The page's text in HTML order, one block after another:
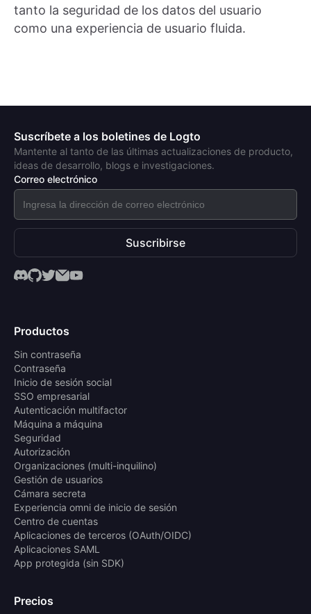
tanto la seguridad de los datos del usuario
como una experiencia de usuario fluida.
Suscríbete a los boletines de Logto
Mantente al tanto de las últimas actualizaciones de producto,
ideas de desarrollo, blogs e investigaciones.
Correo electrónico
Suscribirse
Productos
Sin contraseña
Contraseña
Inicio de sesión social
SSO empresarial
Autenticación multifactor
Máquina a máquina
Seguridad
Autorización
Organizaciones (multi-inquilino)
Gestión de usuarios
Cámara secreta
Experiencia omni de inicio de sesión
Centro de cuentas
Aplicaciones de terceros (OAuth/OIDC)
Aplicaciones SAML
App protegida (sin SDK)
Precios